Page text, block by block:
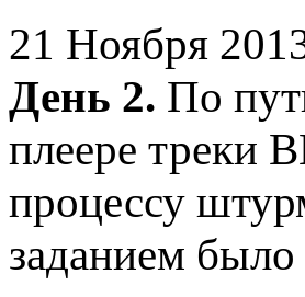
21 Ноября
День 2. По
плеере треки
процессу
заданием было